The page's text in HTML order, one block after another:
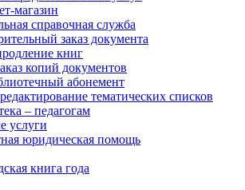
магазин
справочная служба
заказ документа
книг
копий документов
абонемент
тематических списков
– педагогам
услуги
юридическая помощь
книга года